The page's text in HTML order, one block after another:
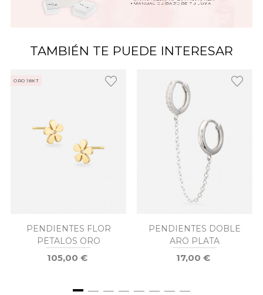
TAMBIÉN TE PUEDE INTERESAR
ORO 18KT
PENDIENTES FLOR
PETALOS ORO
105,00 €
PENDIENTES DOBLE
ARO PLATA
17,00 €